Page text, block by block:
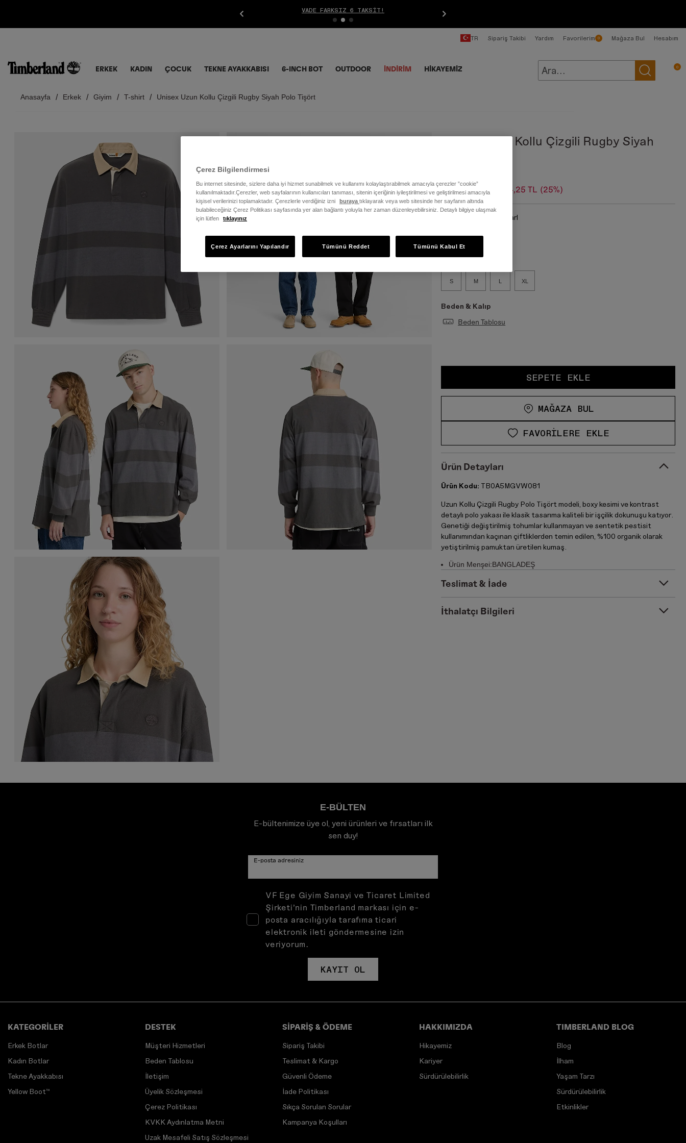
VADE FARKSIZ 6 TAKSIT!
ERKEK KADIN ÇOCUK TEKNE AYAKKABISI 6-INCH BOT OUTDOOR İNDIRIM HİKAYEMİZ
TR Sipariş Takibi Yardım Favorilerim 0 Mağaza Bul Hesabım
0
Anasayfa Erkek Giyim T-shirt Unisex Uzun Kollu Çizgili Rugby Siyah Polo Tişört
Unisex Uzun Kollu Çizgili Rugby Siyah
5.499,00 TL 4.124,25 TL (25%)
Blackened Pearl
Beden:
S M L XL
Beden & Kalıp
Beden Tablosu
SEPETE EKLE
MAĞAZA BUL
FAVORILERE EKLE
Ürün Detayları
Ürün Kodu: TB0A5MGVW081
Uzun Kollu Çizgili Rugby Polo Tişört modeli, boxy kesimi ve kontrast
detaylı polo yakası ile klasik tasarıma kaliteli bir işçilik dokunuşu katıyor.
Genetiği değiştirilmiş tohumlar kullanmayan ve sentetik pestisit
kullanımından kaçınan çiftliklerden temin edilen, %100 organik olarak
yetiştirilmiş pamuktan üretilen kumaş.
Ürün Menşei:BANGLADEŞ
Teslimat & İade
İthalatçı Bilgileri
E-BÜLTEN
E-bültenimize üye ol, yeni ürünleri ve fırsatları ilk
sen duy!
E-posta adresiniz
VF Ege Giyim Sanayi ve Ticaret Limited
Şirketi’nin Timberland markası için e-
posta aracılığıyla tarafıma ticari
elektronik ileti göndermesine izin
veriyorum.
KAYIT OL
KATEGORİLER
Erkek Botlar
Kadın Botlar
Tekne Ayakkabısı
Yellow Boot™
DESTEK
Müşteri Hizmetleri
Beden Tablosu
İletişim
Üyelik Sözleşmesi
Çerez Politikası
KVKK Aydınlatma Metni
Uzak Mesafeli Satış Sözleşmesi
SİPARİŞ & ÖDEME
Sipariş Takibi
Teslimat & Kargo
Güvenli Ödeme
İade Politikası
Sıkça Sorulan Sorular
Kampanya Koşulları
HAKKIMIZDA
Hikayemiz
Kariyer
Sürdürülebilirlik
TIMBERLAND BLOG
Blog
İlham
Yaşam Tarzı
Sürdürülebilirlik
Etkinlikler
Çerez Bilgilendirmesi
Bu internet sitesinde, sizlere daha iyi hizmet sunabilmek ve kullanımı kolaylaştırabilmek amacıyla çerezler ”cookie”
kullanılmaktadır.Çerezler, web sayfalarının kullanıcıları tanıması, sitenin içeriğinin iyileştirilmesi ve geliştirilmesi amacıyla
kişisel verilerinizi toplamaktadır. Çerezlerle verdiğiniz izni
buraya tıklayarak veya web sitesinde her sayfanın altında
bulabileceğiniz Çerez Politikası sayfasında yer alan bağlantı yoluyla her zaman düzenleyebilirsiniz. Detaylı bilgiye ulaşmak
için lütfen
tıklayınız
Tümünü Reddet Tümünü Kabul Et
Çerez Ayarlarını Yapılandır